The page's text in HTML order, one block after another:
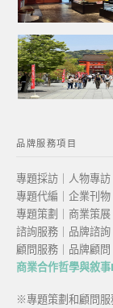
品牌服務項目
專題採訪｜人物專
專題代編｜企業刊
專題策劃｜商業策
諮詢服務｜品牌諮
顧問服務｜品牌顧
商業合作哲學與敘
※專題策劃和顧問服